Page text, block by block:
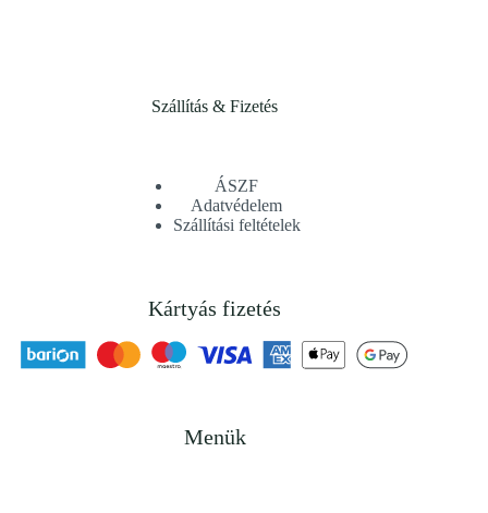
Szállítás & Fizetés
ÁSZF
Adatvédelem
Szállítási feltételek
Kártyás fizetés
Menük